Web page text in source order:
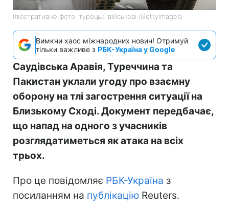
Ілюстративне фото: турецькі військові (GettyImages)
Вимкни хаос міжнародних новин! Отримуй
тільки важливе з РБК-Україна у Google
Саудівська Аравія, Туреччина та
Пакистан уклали угоду про взаємну
оборону на тлі загострення ситуації на
Близькому Сході. Документ передбачає,
що напад на одного з учасників
розглядатиметься як атака на всіх
трьох.
Про це повідомляє РБК-Україна з
посиланням на публікацію Reuters.